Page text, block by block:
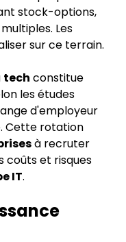
stock-options,
Les
sur ce terrain.
tech constitue
les études
d'employeur
Cette rotation
à recruter
coûts et risques
IT.